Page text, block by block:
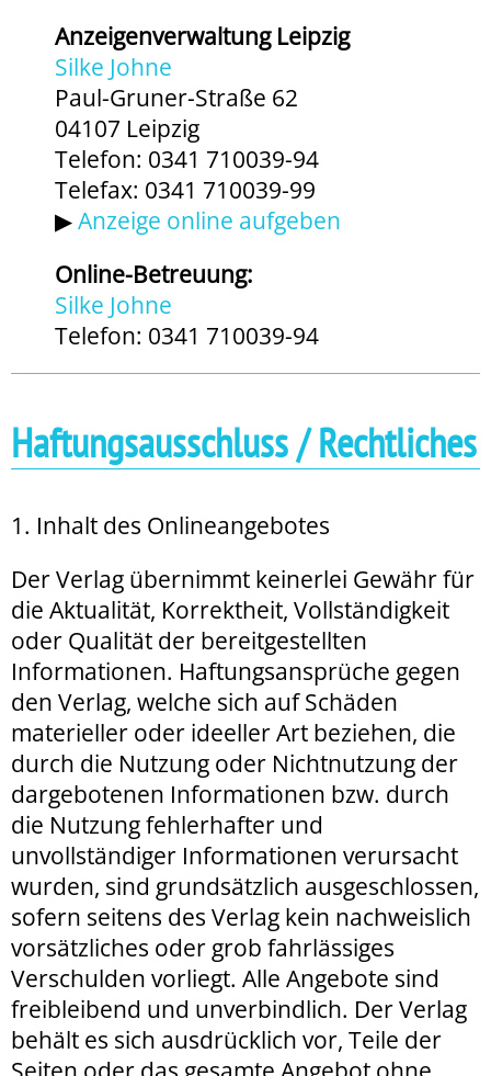
Anzeigenverwaltung Leipzig
Silke Johne
Paul-Gruner-Straße 62
04107 Leipzig
Telefon: 0341 710039-94
Telefax: 0341 710039-99
▶Anzeige online aufgeben
Online-Betreuung:
Silke Johne
Telefon: 0341 710039-94
Haftungsausschluss / Rechtliches
1. Inhalt des Onlineangebotes
Der Verlag übernimmt keinerlei Gewähr für
die Aktualität, Korrektheit, Vollständigkeit
oder Qualität der bereitgestellten
Informationen. Haftungsansprüche gegen
den Verlag, welche sich auf Schäden
materieller oder ideeller Art beziehen, die
durch die Nutzung oder Nichtnutzung der
dargebotenen Informationen bzw. durch
die Nutzung fehlerhafter und
unvollständiger Informationen verursacht
wurden, sind grundsätzlich ausgeschlossen,
sofern seitens des Verlag kein nachweislich
vorsätzliches oder grob fahrlässiges
Verschulden vorliegt. Alle Angebote sind
freibleibend und unverbindlich. Der Verlag
behält es sich ausdrücklich vor, Teile der